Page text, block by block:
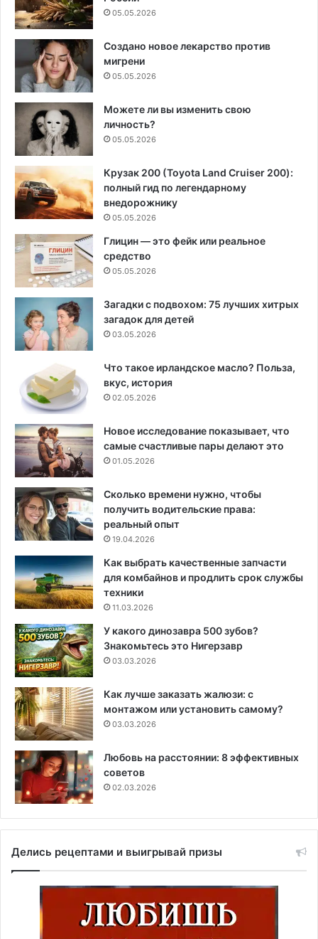
05.05.2026
Создано новое лекарство против
мигрени
05.05.2026
Можете ли вы изменить свою
личность?
05.05.2026
Крузак 200 (Toyota Land Cruiser 200):
полный гид по легендарному
внедорожнику
05.05.2026
Глицин — это фейк или реальное
средство
05.05.2026
Загадки с подвохом: 75 лучших хитрых
загадок для детей
03.05.2026
Что такое ирландское масло? Польза,
вкус, история
02.05.2026
Новое исследование показывает, что
самые счастливые пары делают это
01.05.2026
Сколько времени нужно, чтобы
получить водительские права:
реальный опыт
19.04.2026
Как выбрать качественные запчасти
для комбайнов и продлить срок службы
техники
11.03.2026
У какого динозавра 500 зубов?
Знакомьтесь это Нигерзавр
03.03.2026
Как лучше заказать жалюзи: с
монтажом или установить самому?
03.03.2026
Любовь на расстоянии: 8 эффективных
советов
02.03.2026
Делись рецептами и выигрывай призы